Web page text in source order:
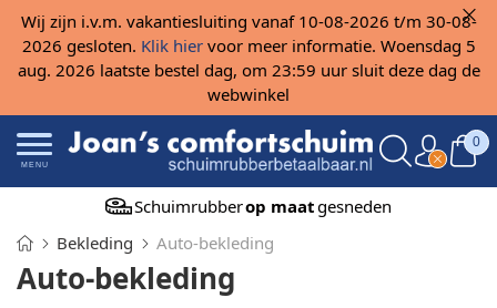
Wij zijn i.v.m. vakantiesluiting vanaf 10-08-2026 t/m 30-08-
2026 gesloten. Klik hiervoor meer informatie. Woensdag 5
aug. 2026 laatste bestel dag, om 23:59 uur sluit deze dag de
webwinkel
MENU
0
Schuimrubberop maatgesneden
Bekleding
Auto-bekleding
Auto-bekleding